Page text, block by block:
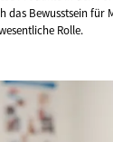
das Bewusstsein
Rolle.